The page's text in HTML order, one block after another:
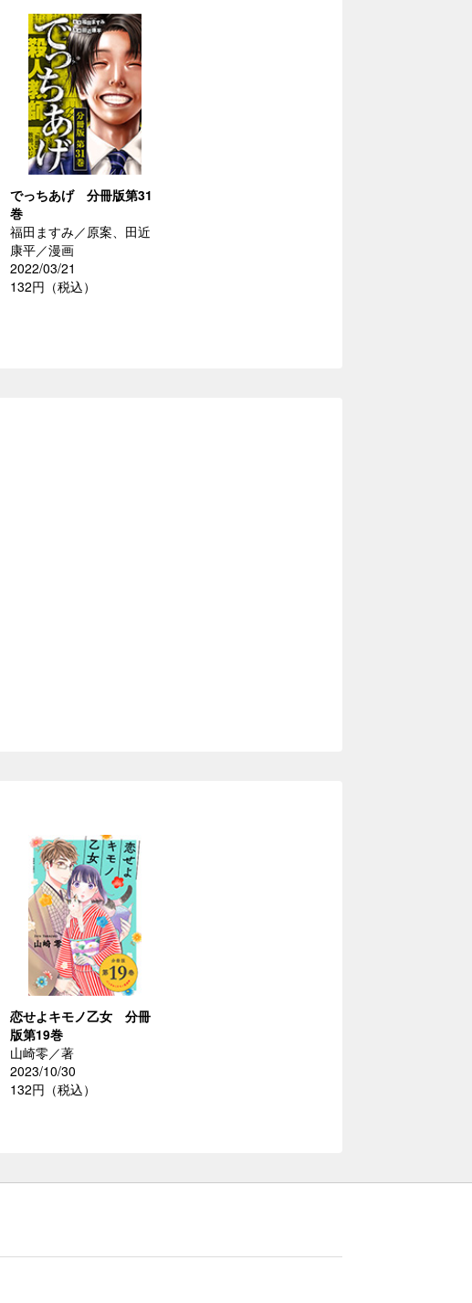
でっちあげ 分冊版第31
巻
福田ますみ／原案、田近
康平／漫画
2022/03/21
132円（税込）
恋せよキモノ乙女 分冊
版第19巻
山崎零／著
2023/10/30
132円（税込）